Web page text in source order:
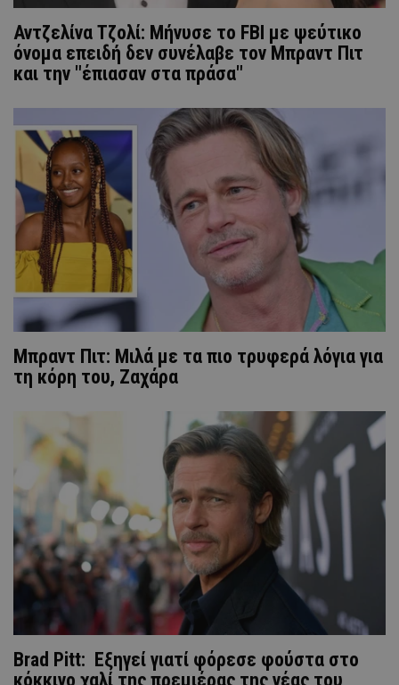
Αντζελίνα Τζολί: Μήνυσε το FBI με ψεύτικο
όνομα επειδή δεν συνέλαβε τον Μπραντ Πιτ
και την "έπιασαν στα πράσα"
Μπραντ Πιτ: Μιλά με τα πιο τρυφερά λόγια για
τη κόρη του, Ζαχάρα
Brad Pitt: Εξηγεί γιατί φόρεσε φούστα στο
κόκκινο χαλί της πρεμιέρας της νέας του